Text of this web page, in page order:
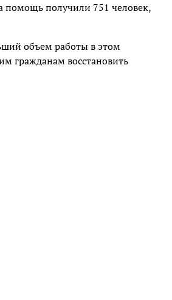
помощь получили 751 человек,
объем работы в этом
гражданам восстановить